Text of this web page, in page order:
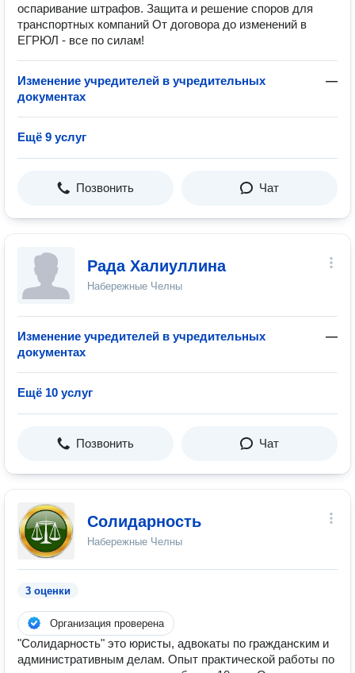
оспаривание штрафов. Защита и решение споров для
транспортных компаний От договора до изменений в
ЕГРЮЛ - все по силам!
Изменение учредителей в учредительных
документах
—
Ещё 9 услуг
Позвонить Чат
Рада Халиуллина
Набережные Челны
Изменение учредителей в учредительных
документах
—
Ещё 10 услуг
Позвонить Чат
Солидарность
Набережные Челны
3 оценки
Организация проверена
"Солидарность" это юристы, адвокаты по гражданским и
административным делам. Опыт практической работы по